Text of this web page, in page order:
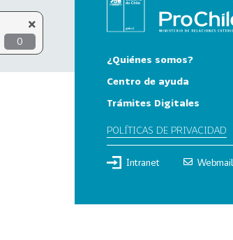
0
¿Quiénes somos?
Centro de ayuda
Trámites Digitales
POLÍTICAS DE PRIVACIDAD
Intranet Webmail